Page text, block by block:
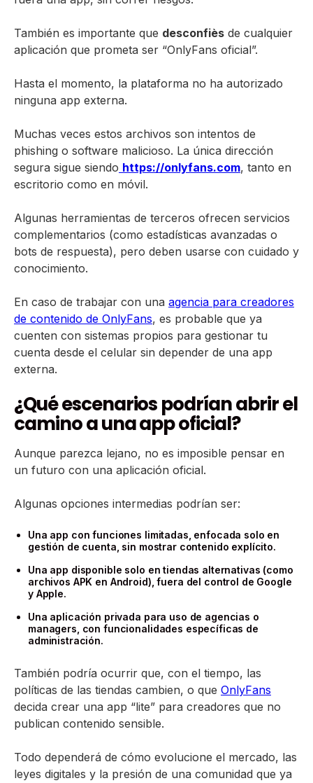
También es importante que desconfiès de cualquier
aplicación que prometa ser “OnlyFans oficial”.
Hasta el momento, la plataforma no ha autorizado
ninguna app externa.
Muchas veces estos archivos son intentos de
phishing o software malicioso. La única dirección
segura sigue siendo https://onlyfans.com, tanto en
escritorio como en móvil.
Algunas herramientas de terceros ofrecen servicios
complementarios (como estadísticas avanzadas o
bots de respuesta), pero deben usarse con cuidado y
conocimiento.
En caso de trabajar con una agencia para creadores
de contenido de OnlyFans, es probable que ya
cuenten con sistemas propios para gestionar tu
cuenta desde el celular sin depender de una app
externa.
¿Qué escenarios podrían abrir el
camino a una app oficial?
Aunque parezca lejano, no es imposible pensar en
un futuro con una aplicación oficial.
Algunas opciones intermedias podrían ser:
Una app con funciones limitadas, enfocada solo en
gestión de cuenta, sin mostrar contenido explícito.
Una app disponible solo en tiendas alternativas (como
archivos APK en Android), fuera del control de Google
y Apple.
Una aplicación privada para uso de agencias o
managers, con funcionalidades específicas de
administración.
También podría ocurrir que, con el tiempo, las
políticas de las tiendas cambien, o que OnlyFans
decida crear una app “lite” para creadores que no
publican contenido sensible.
Todo dependerá de cómo evolucione el mercado, las
leyes digitales y la presión de una comunidad que ya